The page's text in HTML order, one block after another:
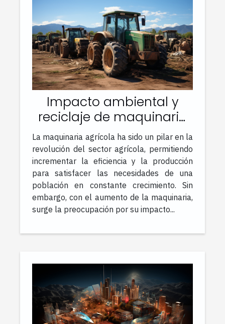
Impacto ambiental y
reciclaje de maquinaria
agrícola usada
La maquinaria agrícola ha sido un pilar en la
revolución del sector agrícola, permitiendo
incrementar la eficiencia y la producción
para satisfacer las necesidades de una
población en constante crecimiento. Sin
embargo, con el aumento de la maquinaria,
surge la preocupación por su impacto...